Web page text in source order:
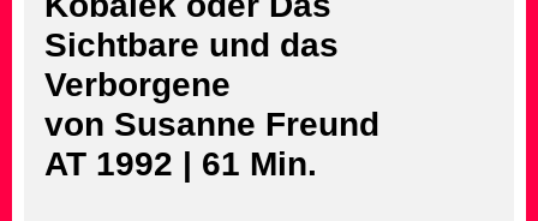
Sichtbare und das
Verborgene
von Susanne Freund
AT 1992 | 61 Min.